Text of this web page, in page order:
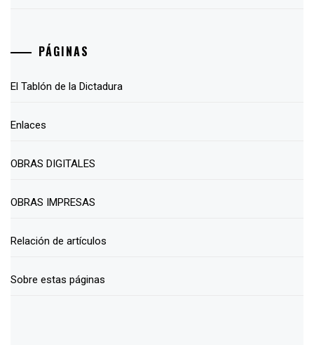
PÁGINAS
El Tablón de la Dictadura
Enlaces
OBRAS DIGITALES
OBRAS IMPRESAS
Relación de artículos
Sobre estas páginas